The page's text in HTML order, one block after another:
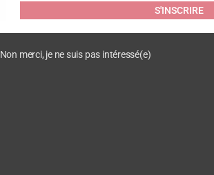
Vous devez êtreconnecté
S'INSCRIRE
Non merci, je ne suis pas intéressé(e)